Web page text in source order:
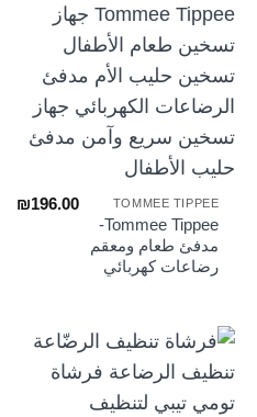
TOMMEE TIPPEE
Tommee Tippee-
مدفئ طعام ومعقم
رضاعات كهربائي
₪196.00